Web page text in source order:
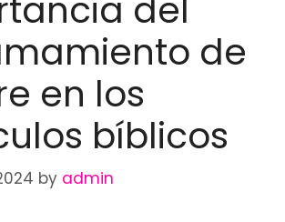
del
de
en los
bíblicos
by admin